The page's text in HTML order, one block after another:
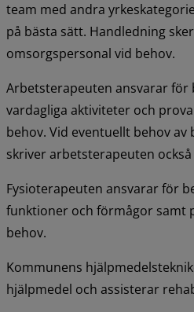
team med andra
på bästa sätt. Handledning
omsorgspersonal vid behov.
Arbetsterapeuten ansvarar för
vardagliga aktiviteter och
behov. Vid eventuellt behov av
skriver arbetsterapeuten också
Fysioterapeuten ansvarar för
funktioner och förmågor samt
behov.
Kommunens
hjälpmedel och assisterar